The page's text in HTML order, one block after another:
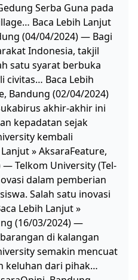
Serba Guna pada
Baca Lebih Lanjut
(04/04/2024) — Bagi
Indonesia, takjil
satu syarat berbuka
civitas… Baca Lebih
Bandung (02/04/2024)
akhir-akhir ini
kepadatan sejak
kembali
» AksaraFeature,
Telkom University (Tel-
dalam pemberian
Salah satu inovasi
Lebih Lanjut »
(16/03/2024) —
di kalangan
semakin mencuat
keluhan dari pihak…